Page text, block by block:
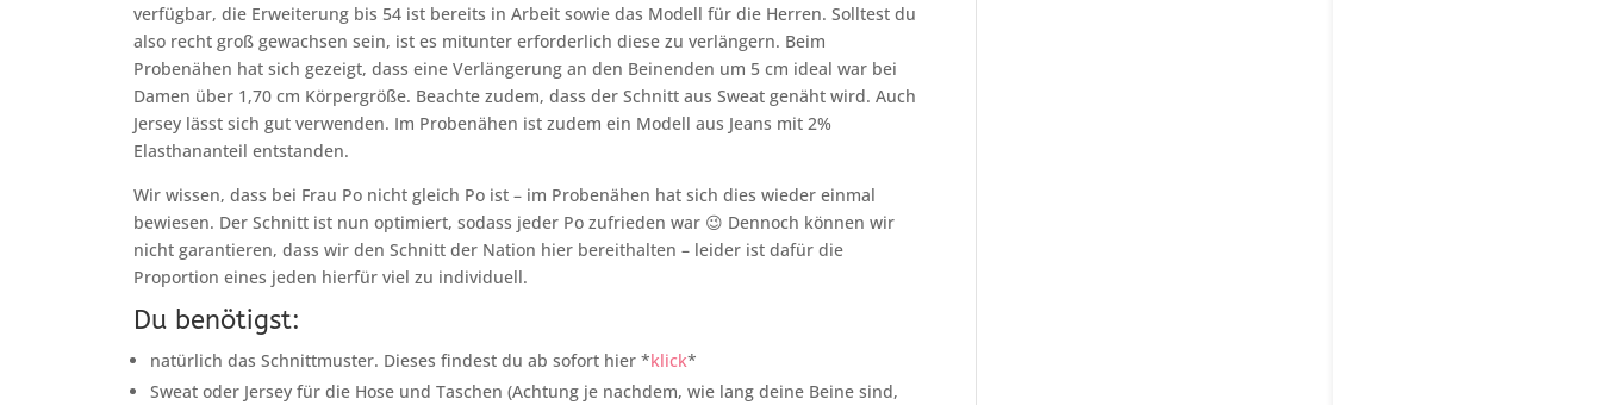
verfügbar, die Erweiterung bis 54 ist bereits in Arbeit sowie das Modell für die Herren. Solltest du
also recht groß gewachsen sein, ist es mitunter erforderlich diese zu verlängern. Beim
Probenähen hat sich gezeigt, dass eine Verlängerung an den Beinenden um 5 cm ideal war bei
Damen über 1,70 cm Körpergröße. Beachte zudem, dass der Schnitt aus Sweat genäht wird. Auch
Jersey lässt sich gut verwenden. Im Probenähen ist zudem ein Modell aus Jeans mit 2%
Elasthananteil entstanden.
Wir wissen, dass bei Frau Po nicht gleich Po ist – im Probenähen hat sich dies wieder einmal
bewiesen. Der Schnitt ist nun optimiert, sodass jeder Po zufrieden war 😉 Dennoch können wir
nicht garantieren, dass wir den Schnitt der Nation hier bereithalten – leider ist dafür die
Proportion eines jeden hierfür viel zu individuell.
Du benötigst:
natürlich das Schnittmuster. Dieses findest du ab sofort hier *klick*
Sweat oder Jersey für die Hose und Taschen (Achtung je nachdem, wie lang deine Beine sind,